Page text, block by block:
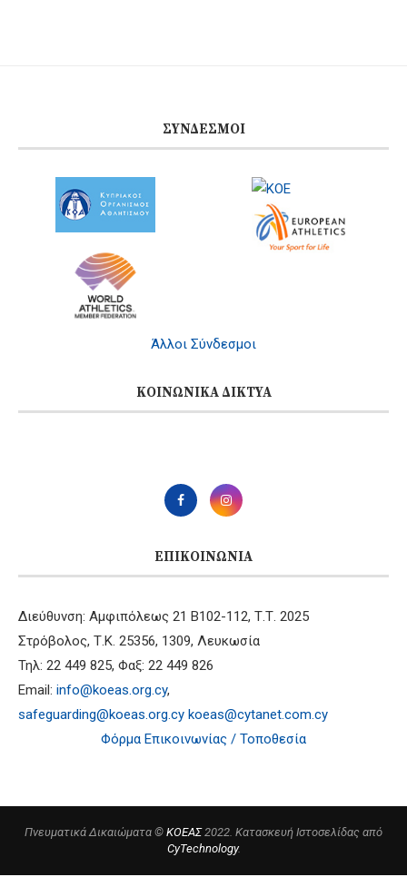
ΣΎΝΔΕΣΜΟΙ
Άλλοι Σύνδεσμοι
ΚΟΙΝΩΝΙΚΆ ΔΊΚΤΥΑ
ΕΠΙΚΟΙΝΩΝΊΑ
Διεύθυνση: Αμφιπόλεως 21 B102-112, Τ.Τ. 2025
Στρόβολος, Τ.Κ. 25356, 1309, Λευκωσία
Τηλ: 22 449 825, Φαξ: 22 449 826
Email: info@koeas.org.cy,
safeguarding@koeas.org.cy koeas@cytanet.com.cy
Φόρμα Επικοινωνίας / Τοποθεσία
Πνευματικά Δικαιώματα © ΚΟΕΑΣ2022. Κατασκευή Ιστοσελίδας από
CyTechnology.